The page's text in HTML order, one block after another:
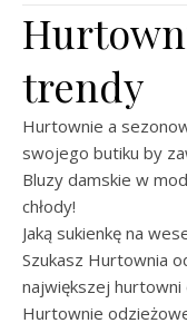
trendy
Hurtownie a
swojego butiku by
Bluzy damskie w
chłody!
Jaką sukienkę na
Szukasz Hurtownia
największej
Hurtownie